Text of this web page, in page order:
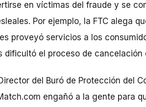
en víctimas del fraude y se
Por ejemplo, la FTC alega
proveyó servicios a los
dificultó el proceso de cancelación
del Buró de Protección del
engañó a la gente para